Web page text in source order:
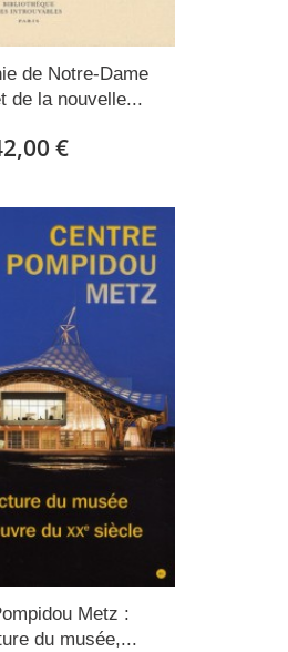
de Notre-Dame
de la nouvelle...
€
Metz :
du musée,...